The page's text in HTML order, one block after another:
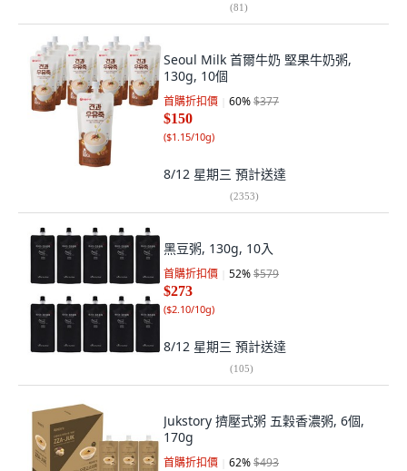
(81)
Seoul Milk 首爾牛奶 堅果牛奶粥,
130g, 10個
首購折扣價 60%$377
$150
($1.15/10g)
8/12 星期三 預計送達
(2353)
黑豆粥, 130g, 10入
首購折扣價 52%$579
$273
($2.10/10g)
8/12 星期三 預計送達
(105)
Jukstory 擠壓式粥 五穀香濃粥, 6個,
170g
首購折扣價 62%$493